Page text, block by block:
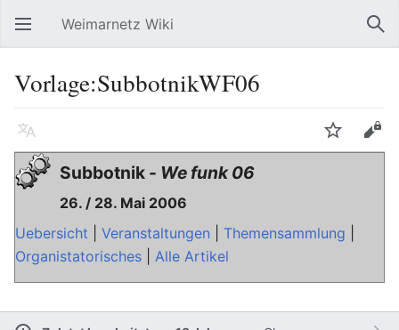
Hauptmenü öffnen Weimarnetz Wiki
Vorlage:SubbotnikWF06
Sprache Beobachten Bearbeiten
Subbotnik - We funk 06
26. / 28. Mai 2006
Uebersicht
Veranstaltungen Themensammlung
Organistatorisches
Alle Artikel